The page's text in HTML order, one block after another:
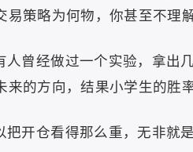
易策略为何物，你甚至不理
人曾经做过一个实验，拿出
来的方向，结果小学生的胜
把开仓看得那么重，无非就